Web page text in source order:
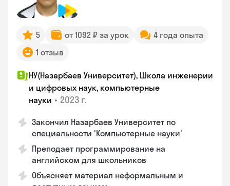
5 от 1092 ₽ за урок
4 года опыта
1 отзыв
НУ(Назарбаев Университет), Школа инженерии
и цифровых наук, компьютерные
науки • 2023 г.
Закончил Назарбаев Университет по
специальности 'Компьютерные науки'
Преподает программирование на
английском для школьников
Объясняет материал неформальным и